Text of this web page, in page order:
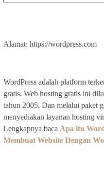
Alamat: https://wordpress.com
WordPress adalah platform
gratis. Web hosting gratis ini
tahun 2005. Dan melalui paket
menyediakan layanan hosting
Lengkapnya baca Apa itu
Membuat Website Dengan